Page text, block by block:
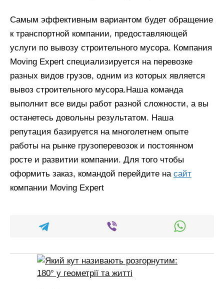
Самым эффективным вариантом будет обращение
к транспортной компании, предоставляющей
услуги по вывозу строительного мусора. Компания
Moving Expert специализируется на перевозке
разных видов грузов, одним из которых является
вывоз строительного мусора.Наша команда
выполнит все виды работ разной сложности, а вы
останетесь довольны результатом. Наша
репутация базируется на многолетнем опыте
работы на рынке грузоперевозок и постоянном
росте и развитии компании. Для того чтобы
оформить заказ, командой перейдите на сайт
компании Moving Expert